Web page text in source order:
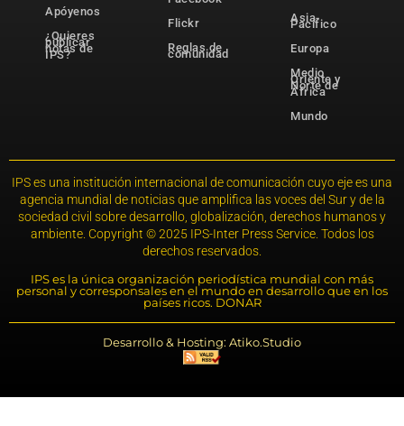
Apóyenos
¿Quieres
publicar
notas de
IPS?
Flickr
Reglas de
comunidad
Asia-
Pacífico
Europa
Medio
Oriente y
Norte de
África
Mundo
IPS es una institución internacional de comunicación cuyo eje es una
agencia mundial de noticias que amplifica las voces del Sur y de la
sociedad civil sobre desarrollo, globalización, derechos humanos y
ambiente. Copyright © 2025 IPS-Inter Press Service. Todos los
derechos reservados.
IPS es la única organización periodística mundial con más
personal y corresponsales en el mundo en desarrollo que en los
países ricos. DONAR
Desarrollo & Hosting: Atiko.Studio